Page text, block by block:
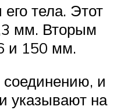
тела. Этот
мм. Вторым
и 150 мм.
соединению, и
указывают на